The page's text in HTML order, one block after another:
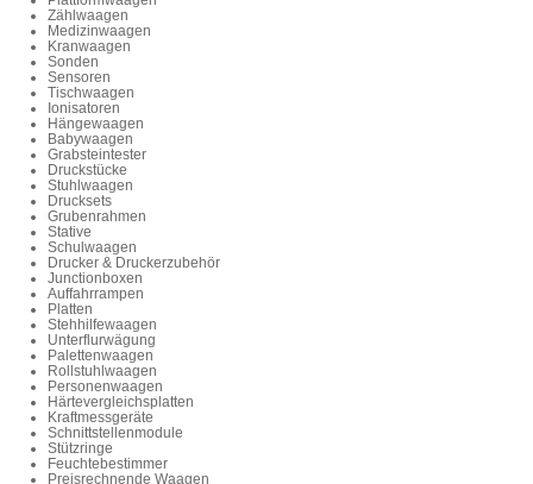
Zählwaagen
Medizinwaagen
Kranwaagen
Sonden
Sensoren
Tischwaagen
Ionisatoren
Hängewaagen
Babywaagen
Grabsteintester
Druckstücke
Stuhlwaagen
Drucksets
Grubenrahmen
Stative
Schulwaagen
Drucker & Druckerzubehör
Junctionboxen
Auffahrrampen
Platten
Stehhilfewaagen
Unterflurwägung
Palettenwaagen
Rollstuhlwaagen
Personenwaagen
Härtevergleichsplatten
Kraftmessgeräte
Schnittstellenmodule
Stützringe
Feuchtebestimmer
Preisrechnende Waagen